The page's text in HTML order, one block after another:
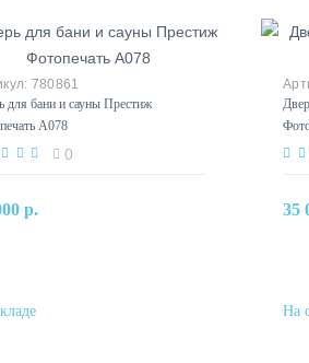
780861
для бани и сауны Престиж
А078
0
р.
В корзину 35